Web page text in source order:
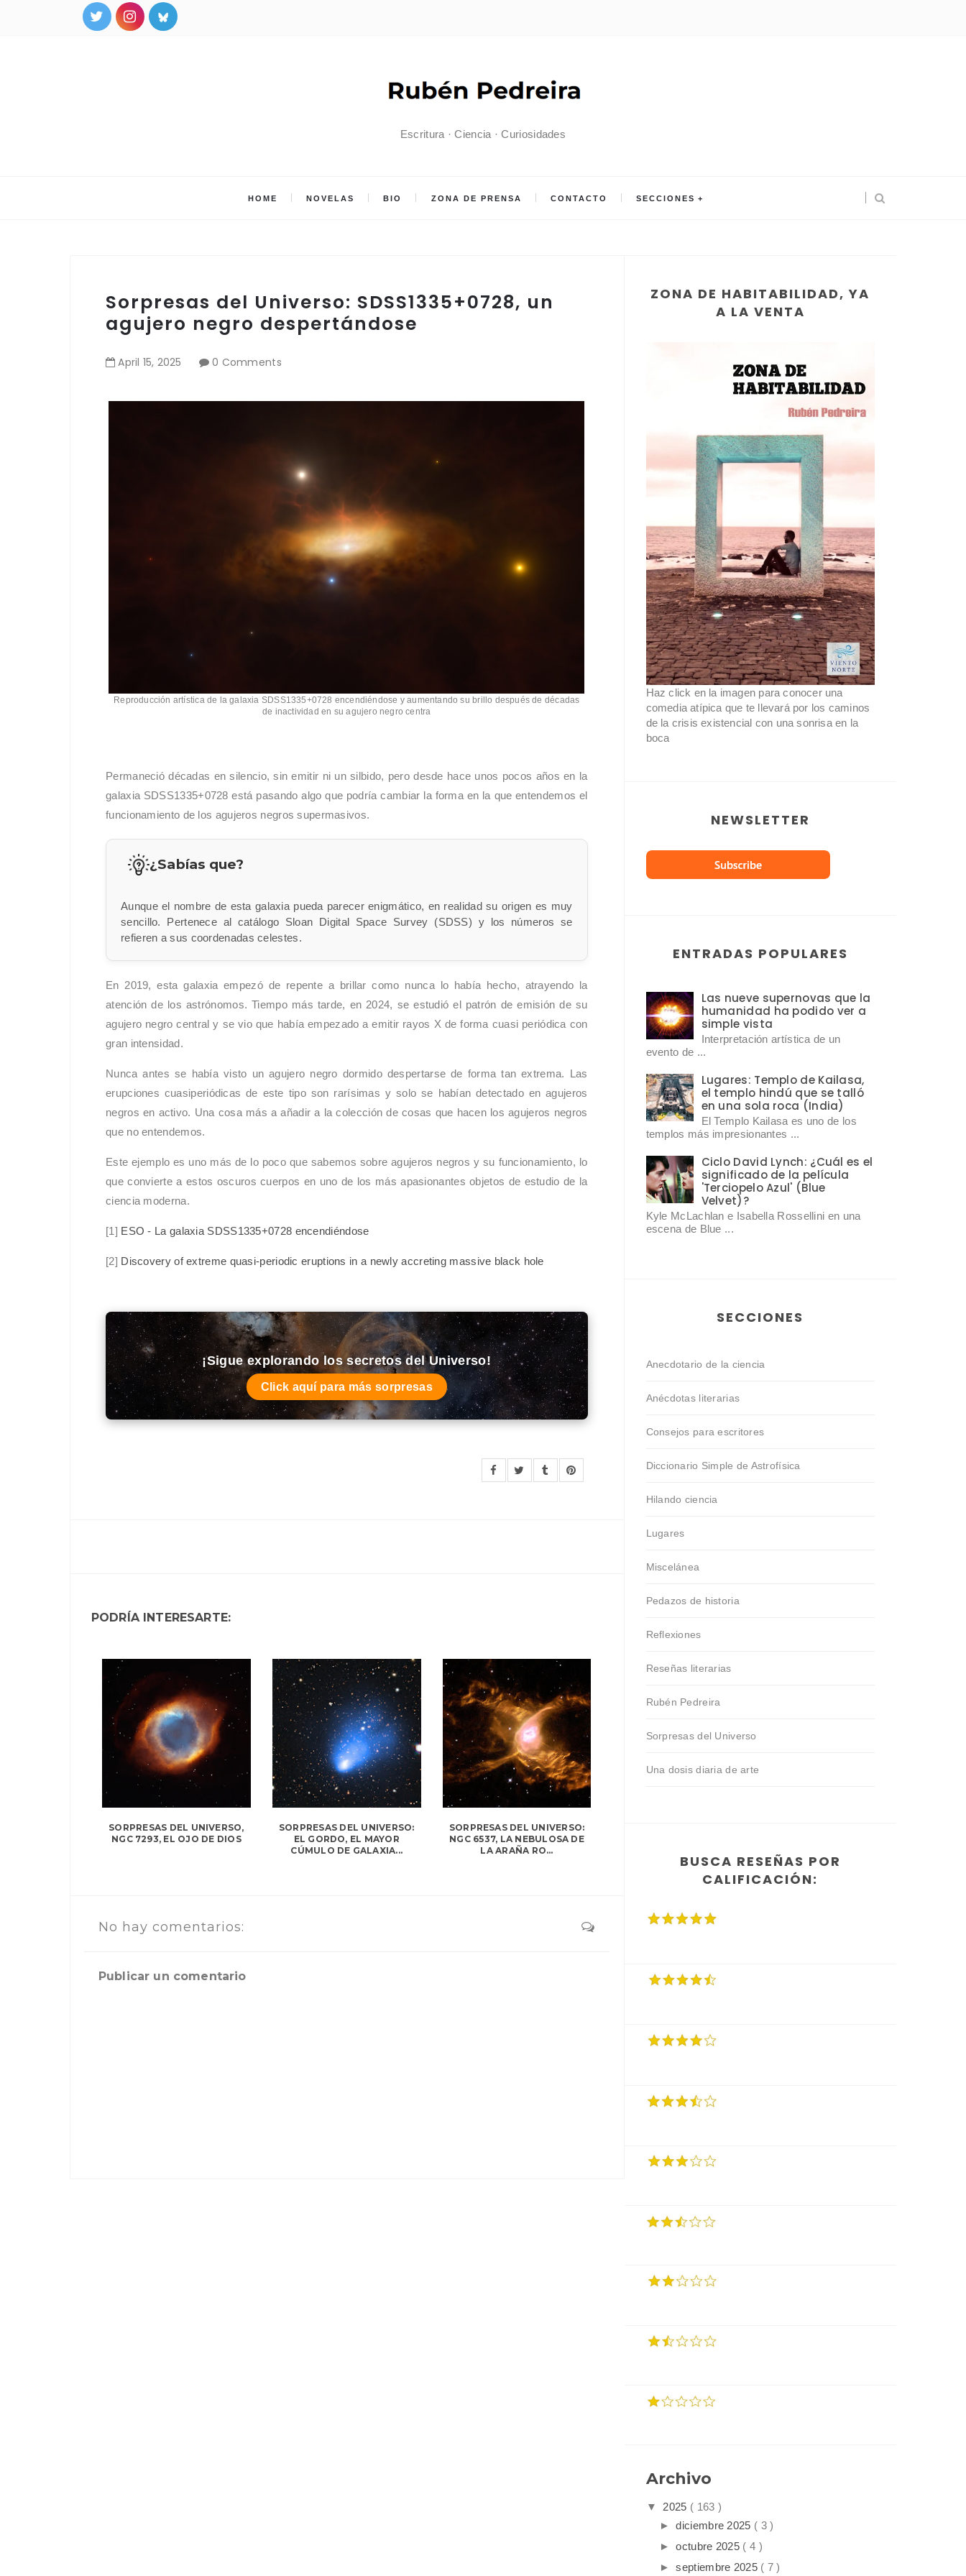
Escritura · Ciencia · Curiosidades
HOME NOVELAS BIO ZONA DE PRENSA CONTACTO SECCIONES
Sorpresas del Universo: SDSS1335+0728, un
agujero negro despertándose
April 15, 2025 0 Comments
Reproducción artística de la galaxia SDSS1335+0728 encendiéndose y aumentando su brillo después de décadas
de inactividad en su agujero negro centra
Permaneció décadas en silencio, sin emitir ni un silbido, pero desde hace unos pocos años en la
galaxia SDSS1335+0728 está pasando algo que podría cambiar la forma en la que entendemos el
funcionamiento de los agujeros negros supermasivos.
¿Sabías que?
Aunque el nombre de esta galaxia pueda parecer enigmático, en realidad su origen es muy
sencillo. Pertenece al catálogo Sloan Digital Space Survey (SDSS) y los números se
refieren a sus coordenadas celestes.
En 2019, esta galaxia empezó de repente a brillar como nunca lo había hecho, atrayendo la
atención de los astrónomos. Tiempo más tarde, en 2024, se estudió el patrón de emisión de su
agujero negro central y se vio que había empezado a emitir rayos X de forma cuasi periódica con
gran intensidad.
Nunca antes se había visto un agujero negro dormido despertarse de forma tan extrema. Las
erupciones cuasiperiódicas de este tipo son rarísimas y solo se habían detectado en agujeros
negros en activo. Una cosa más a añadir a la colección de cosas que hacen los agujeros negros
que no entendemos.
Este ejemplo es uno más de lo poco que sabemos sobre agujeros negros y su funcionamiento, lo
que convierte a estos oscuros cuerpos en uno de los más apasionantes objetos de estudio de la
ciencia moderna.
[1] ESO - La galaxia SDSS1335+0728 encendiéndose
[2] Discovery of extreme quasi-periodic eruptions in a newly accreting massive black hole
¡Sigue explorando los secretos del Universo!
Click aquí para más sorpresas
PODRÍA INTERESARTE:
SORPRESAS DEL UNIVERSO,
NGC 7293, EL OJO DE DIOS
SORPRESAS DEL UNIVERSO:
EL GORDO, EL MAYOR
CÚMULO DE GALAXIA...
SORPRESAS DEL UNIVERSO:
NGC 6537, LA NEBULOSA DE
LA ARAÑA RO...
No hay comentarios:
Publicar un comentario
ZONA DE HABITABILIDAD, YA
A LA VENTA
Haz click en la imagen para conocer una
comedia atípica que te llevará por los caminos
de la crisis existencial con una sonrisa en la
boca
NEWSLETTER
ENTRADAS POPULARES
Las nueve supernovas que la
humanidad ha podido ver a
simple vista
Interpretación artística de un
evento de ...
Lugares: Templo de Kailasa,
el templo hindú que se talló
en una sola roca (India)
El Templo Kailasa es uno de los
templos más impresionantes ...
Ciclo David Lynch: ¿Cuál es el
significado de la película
'Terciopelo Azul' (Blue
Velvet)?
Kyle McLachlan e Isabella Rossellini en una
escena de Blue ...
SECCIONES
Anecdotario de la ciencia
Anécdotas literarias
Consejos para escritores
Diccionario Simple de Astrofísica
Hilando ciencia
Lugares
Miscelánea
Pedazos de historia
Reflexiones
Reseñas literarias
Rubén Pedreira
Sorpresas del Universo
Una dosis diaria de arte
BUSCA RESEÑAS POR
CALIFICACIÓN:
Archivo
▼ 2025 ( 163 )
►diciembre 2025 ( 3 )
►octubre 2025 ( 4 )
►septiembre 2025 ( 7 )